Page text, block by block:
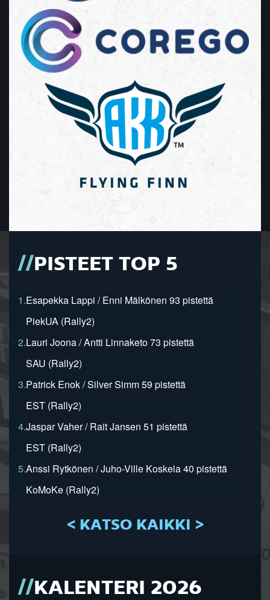
PISTEET TOP 5
1.Esapekka Lappi / Enni Mälkönen 93 pistettä
PiekUA (Rally2)
2.Lauri Joona / Antti Linnaketo 73 pistettä
SAU (Rally2)
3.Patrick Enok / Silver Simm 59 pistettä
EST (Rally2)
4.Jaspar Vaher / Rait Jansen 51 pistettä
EST (Rally2)
5.Anssi Rytkönen / Juho-Ville Koskela 40 pistettä
KoMoKe (Rally2)
< KATSO KAIKKI >
KALENTERI 2026